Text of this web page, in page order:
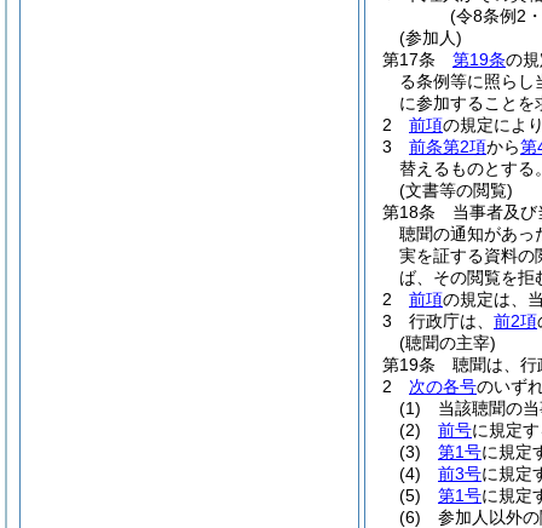
(令8条例2
(参加人)
第17条
第19条の
る条例等に照らし
に参加することを
2
前項の規定によ
3
前条第2項から第
替えるものとする。
(文書等の閲覧)
第18条
当事者及
聴聞の通知があっ
実を証する資料の
ば、その閲覧を拒
2
前項の規定は、
3
行政庁は、 前2項
(聴聞の主宰)
第19条
聴聞は、行
2
次の各号のいず
(1)
当該聴聞の
(2)
前号に規定
(3)
第1号に規定
(4)
前3号に規定
(5)
第1号に規定
(6)
参加人以外の